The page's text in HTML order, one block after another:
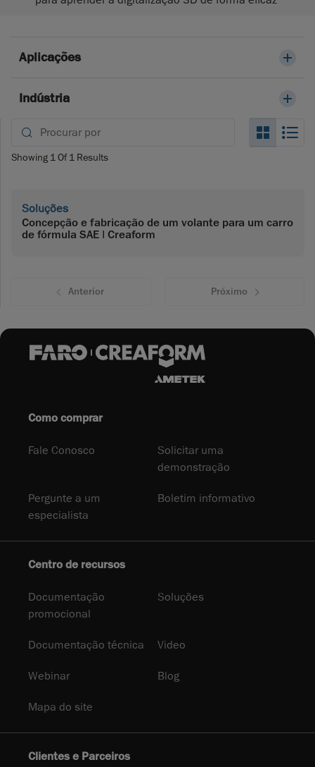
Aplicações
Indústria
Showing 1Of1 Results
Soluções
Concepção e fabricação de um volante para um carro
de fórmula SAE | Creaform
Anterior Próximo
Como comprar
Fale Conosco
Solicitar uma
demonstração
Pergunte a um
especialista
Boletim informativo
Centro de recursos
Documentação
promocional
Soluções
Documentação técnica Video
Webinar Blog
Mapa do site
Clientes e Parceiros